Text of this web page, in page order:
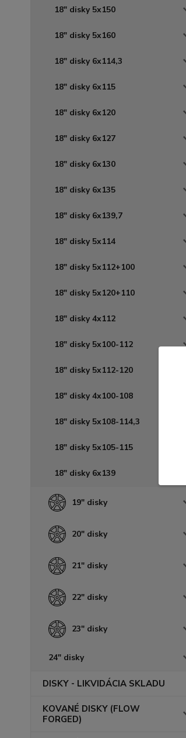
18" disky 5x150
18" disky 5x160
18" disky 6x114,3
18" disky 6x115
18" disky 6x120
18" disky 6x127
18" disky 6x130
18" disky 6x135
18" disky 6x139,7
18" disky 5x114
18" disky 5x112+100
18" disky 5x120+110
18" disky 4x112
18" disky 5x100-112
18" disky 5x112-120
18" disky 4x100-108
18" disky 5x108-114,3
18" disky 5x105-115
18" disky 6x139
19" disky
20" disky
21" disky
22" disky
23" disky
24" disky
DISKY - LIKVIDÁCIA SKLADU
KOVANÉ DISKY (FLOW
FORGED)